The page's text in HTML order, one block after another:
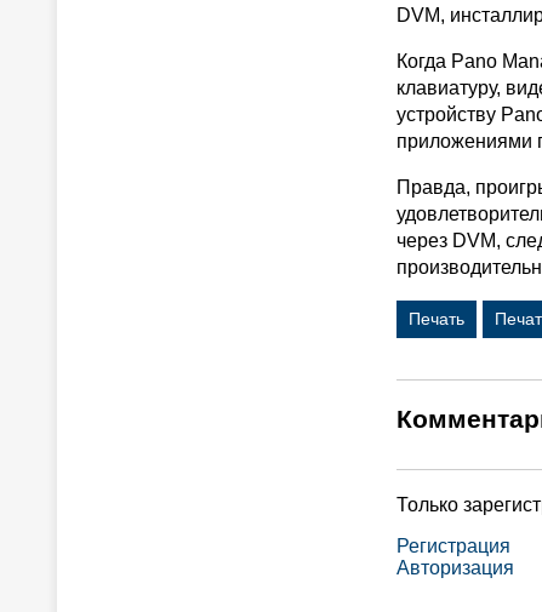
DVM,
Когда Pano
клавиатуру,
устройству
приложениями
Правда,
через DVM,
Печать
Только
Регистрация
Авторизация